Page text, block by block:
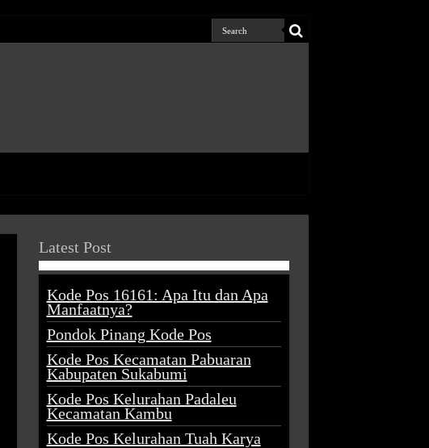
Latest Post
Kode Pos 16161: Apa Itu dan Apa
Manfaatnya?
Pondok Pinang Kode Pos
Kode Pos Kecamatan Pabuaran
Kabupaten Sukabumi
Kode Pos Kelurahan Padaleu
Kecamatan Kambu
Kode Pos Kelurahan Tuah Karya